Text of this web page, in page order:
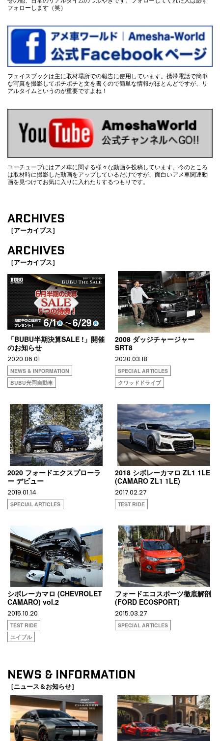
フォローします（笑）
フェイスブックは主に取材場所での報告に使用しています。携帯電話で簡単
な写真を撮影してポチポチと文を書くので簡単な情報がほとんどですが、リ
アルタイムというのが重要ですよね！
ユーチューブにはアメ車に関する様々な動画を投稿しています。今のところ
は取材時に撮影した動画をアップしているだけですが、面白いアメ車関連動
画を見つけてお気に入りに入れたりするつもりです。
ARCHIVES
［アーカイブス］
ARCHIVES
［アーカイブス］
「BUBU半期決算SALE !」開催
のお知らせ
2020.06.01
NEWS & INFORMATION
BUBU光岡自動車
2008 ダッジチャージャー
SRT8
2020.03.18
SPECIAL ARTICLES
クワッドドライブ
2020 フォードエクスプローラ
ー デビュー
2019.01.14
SPECIAL ARTICLES
2018 シボレーカマロ ZL1 1LE
(CAMARO ZL1 1LE)
2017.02.27
TEST RIDE
シボレーカマロ (CHEVROLET
CAMARO) vol.2
2015.10.20
TEST RIDE
エイブル
フォードエコスポーツ徹底解剖
(FORD ECOSPORT)
2015.03.27
SPECIAL ARTICLES
NEWS & INFORMATION
［ニュース＆お知らせ］